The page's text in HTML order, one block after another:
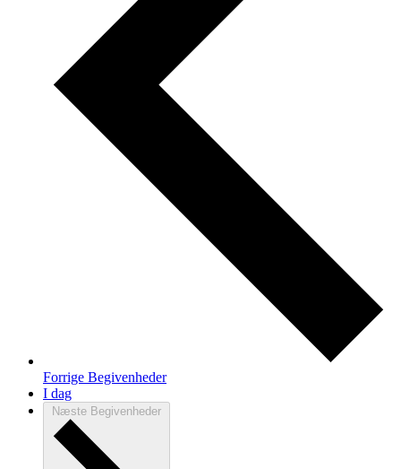
Forrige Begivenheder
I dag
Næste Begivenheder